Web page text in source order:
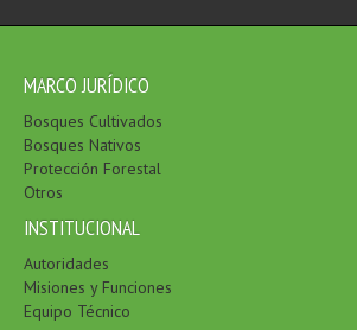
MARCO JURÍDICO
Bosques Cultivados
Bosques Nativos
Protección Forestal
Otros
INSTITUCIONAL
Autoridades
Misiones y Funciones
Equipo Técnico